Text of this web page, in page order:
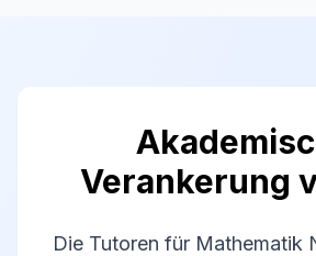
Verankerung
Die Tutoren für Mathematik